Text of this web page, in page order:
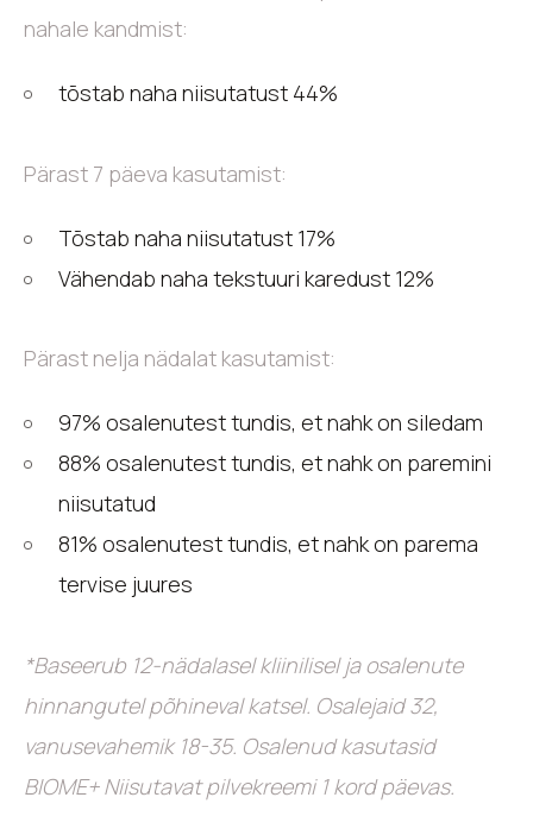
nahale kandmist:
tõstab naha niisutatust 44%
Pärast 7 päeva kasutamist:
Tõstab naha niisutatust 17%
Vähendab naha tekstuuri karedust 12%
Pärast nelja nädalat kasutamist:
97% osalenutest tundis, et nahk on siledam
88% osalenutest tundis, et nahk on paremini
niisutatud
81% osalenutest tundis, et nahk on parema
tervise juures
*Baseerub 12-nädalasel kliinilisel ja osalenute
hinnangutel põhineval katsel. Osalejaid 32,
vanusevahemik 18-35. Osalenud kasutasid
BIOME+ Niisutavat pilvekreemi 1 kord päevas.